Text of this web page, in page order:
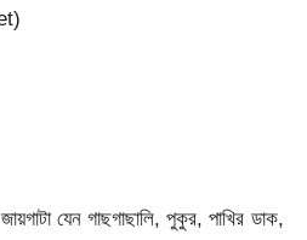
যেন গাছগাছালি, পুকুর, পাখির ডাক,